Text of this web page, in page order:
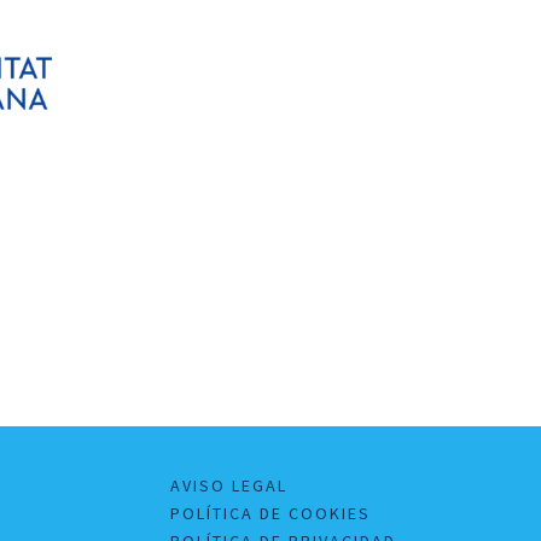
AVISO LEGAL
POLÍTICA DE COOKIES